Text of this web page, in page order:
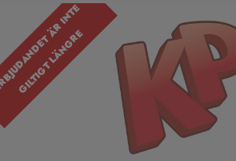
Ä
E